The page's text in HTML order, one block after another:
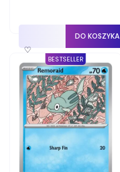
♡
DO KOSZYKA
BESTSELLER